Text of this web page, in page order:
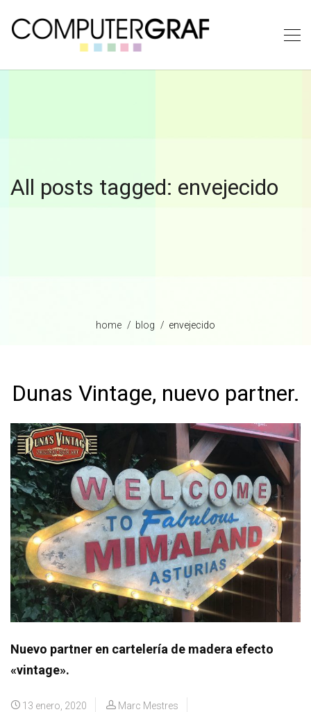
All posts tagged: envejecido
home blog envejecido
Dunas Vintage, nuevo partner.
Nuevo partner en cartelería de madera efecto
«vintage».
13 enero, 2020
Marc Mestres